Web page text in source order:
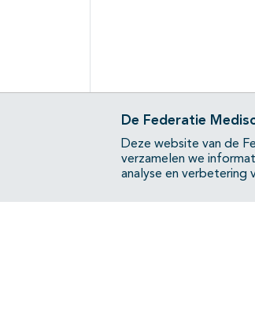
De Federatie
Deze website van de
verzamelen we
analyse en verbetering